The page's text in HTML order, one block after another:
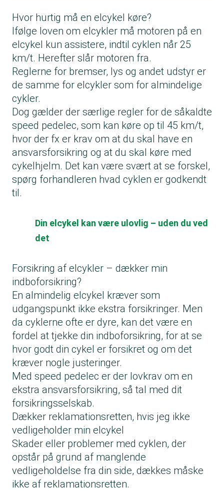
Hvor hurtig må en elcykel køre?
Ifølge loven om elcykler må motoren på en
elcykel kun assistere, indtil cyklen når 25
km/t. Herefter slår motoren fra.
Reglerne for bremser, lys og andet udstyr er
de samme for elcykler som for almindelige
cykler.
Dog gælder der særlige regler for de såkaldte
speed pedelec, som kan køre op til 45 km/t,
hvor der fx er krav om at du skal have en
ansvarsforsikring og at du skal køre med
cykelhjelm. Det kan være svært at se forskel,
spørg forhandleren hvad cyklen er godkendt
til.
Din elcykel kan være ulovlig – uden du ved
det
Forsikring af elcykler – dækker min
indboforsikring?
En almindelig elcykel kræver som
udgangspunkt ikke ekstra forsikringer. Men
da cyklerne ofte er dyre, kan det være en
fordel at tjekke din indboforsikring, for at se
hvor godt din cykel er forsikret og om det
kræver nogle justeringer.
Med speed pedelec er der lovkrav om en
ekstra ansvarsforsikring, så tal med dit
forsikringsselskab.
Dækker reklamationsretten, hvis jeg ikke
vedligeholder min elcykel
Skader eller problemer med cyklen, der
opstår på grund af manglende
vedligeholdelse fra din side, dækkes måske
ikke af reklamationsretten.